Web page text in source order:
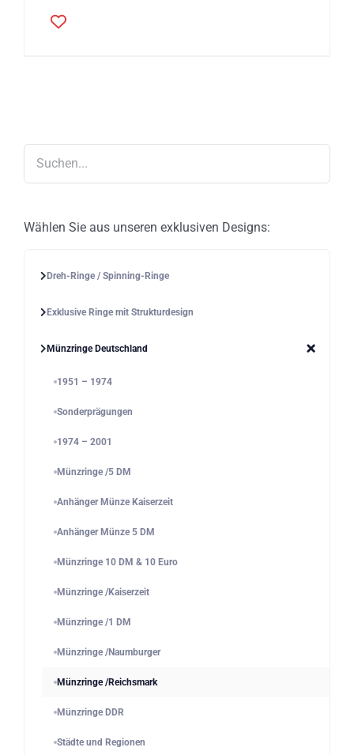
Produkt
Produktseite
gewählt
Wählen Sie aus unseren exklusiven Designs:
Dreh-Ringe / Spinning-Ringe
Exklusive Ringe mit Strukturdesign
Münzringe Deutschland
1951 – 1974
Sonderprägungen
1974 – 2001
Münzringe /5 DM
Anhänger Münze Kaiserzeit
Anhänger Münze 5 DM
Münzringe 10 DM & 10 Euro
Münzringe /Kaiserzeit
Münzringe /1 DM
Münzringe /Naumburger
Münzringe /Reichsmark
Münzringe DDR
Städte und Regionen